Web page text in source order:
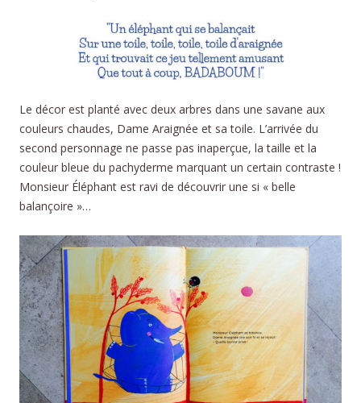
Le décor est planté avec deux arbres dans une savane aux
couleurs chaudes, Dame Araignée et sa toile. L’arrivée du
second personnage ne passe pas inaperçue, la taille et la
couleur bleue du pachyderme marquant un certain contraste !
Monsieur Éléphant est ravi de découvrir une si « belle
balançoire »…